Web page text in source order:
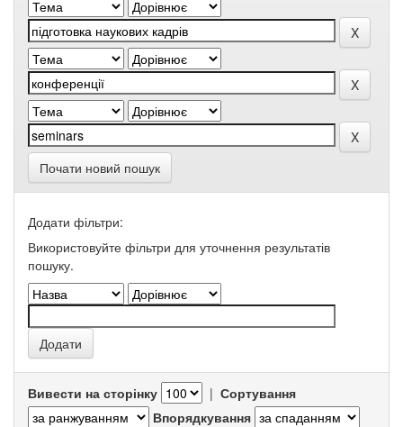
Почати новий пошук
Додати фільтри:
Використовуйте фільтри для уточнення результатів
пошуку.
Вивести на сторінку | Сортування
Впорядкування